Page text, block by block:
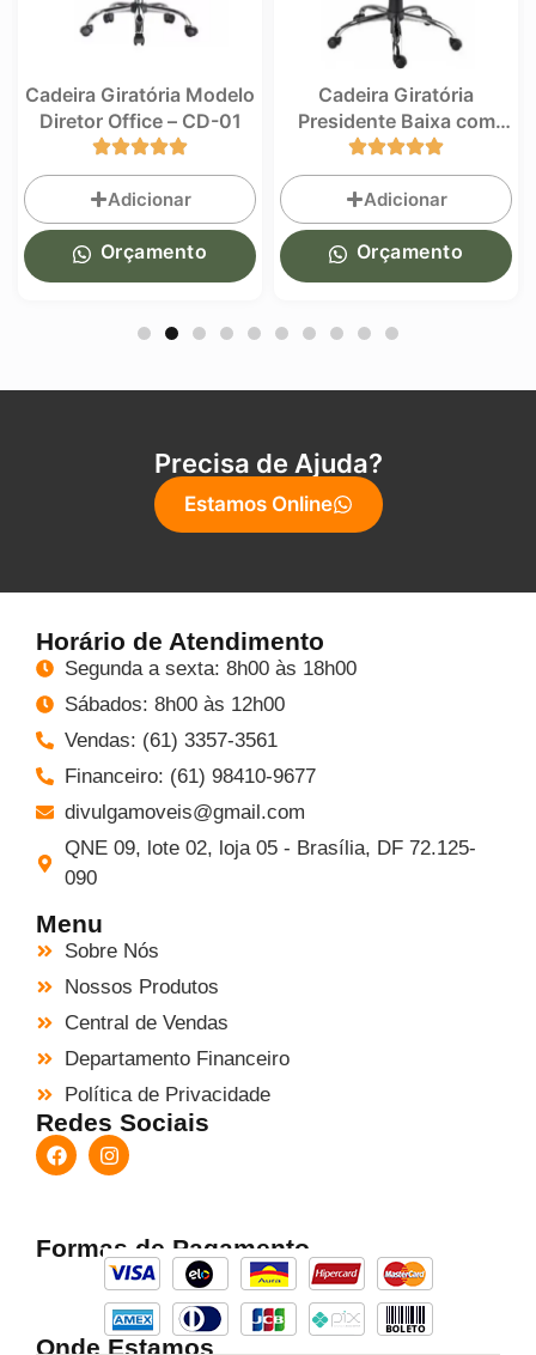
Cadeira Giratória Modelo
Diretor Office – CD-01
Adicionar
Orçamento
Cadeira Giratória
Presidente Baixa com
Costura – CP-04
Adicionar
Orçamento
Precisa de Ajuda?
Estamos Online
Horário de Atendimento
Segunda a sexta: 8h00 às 18h00
Sábados: 8h00 às 12h00
Vendas: (61) 3357-3561
Financeiro: (61) 98410-9677
divulgamoveis@gmail.com
QNE 09, lote 02, loja 05 - Brasília, DF 72.125-
090
Menu
Sobre Nós
Nossos Produtos
Central de Vendas
Departamento Financeiro
Política de Privacidade
Redes Sociais
Formas de Pagamento
Onde Estamos